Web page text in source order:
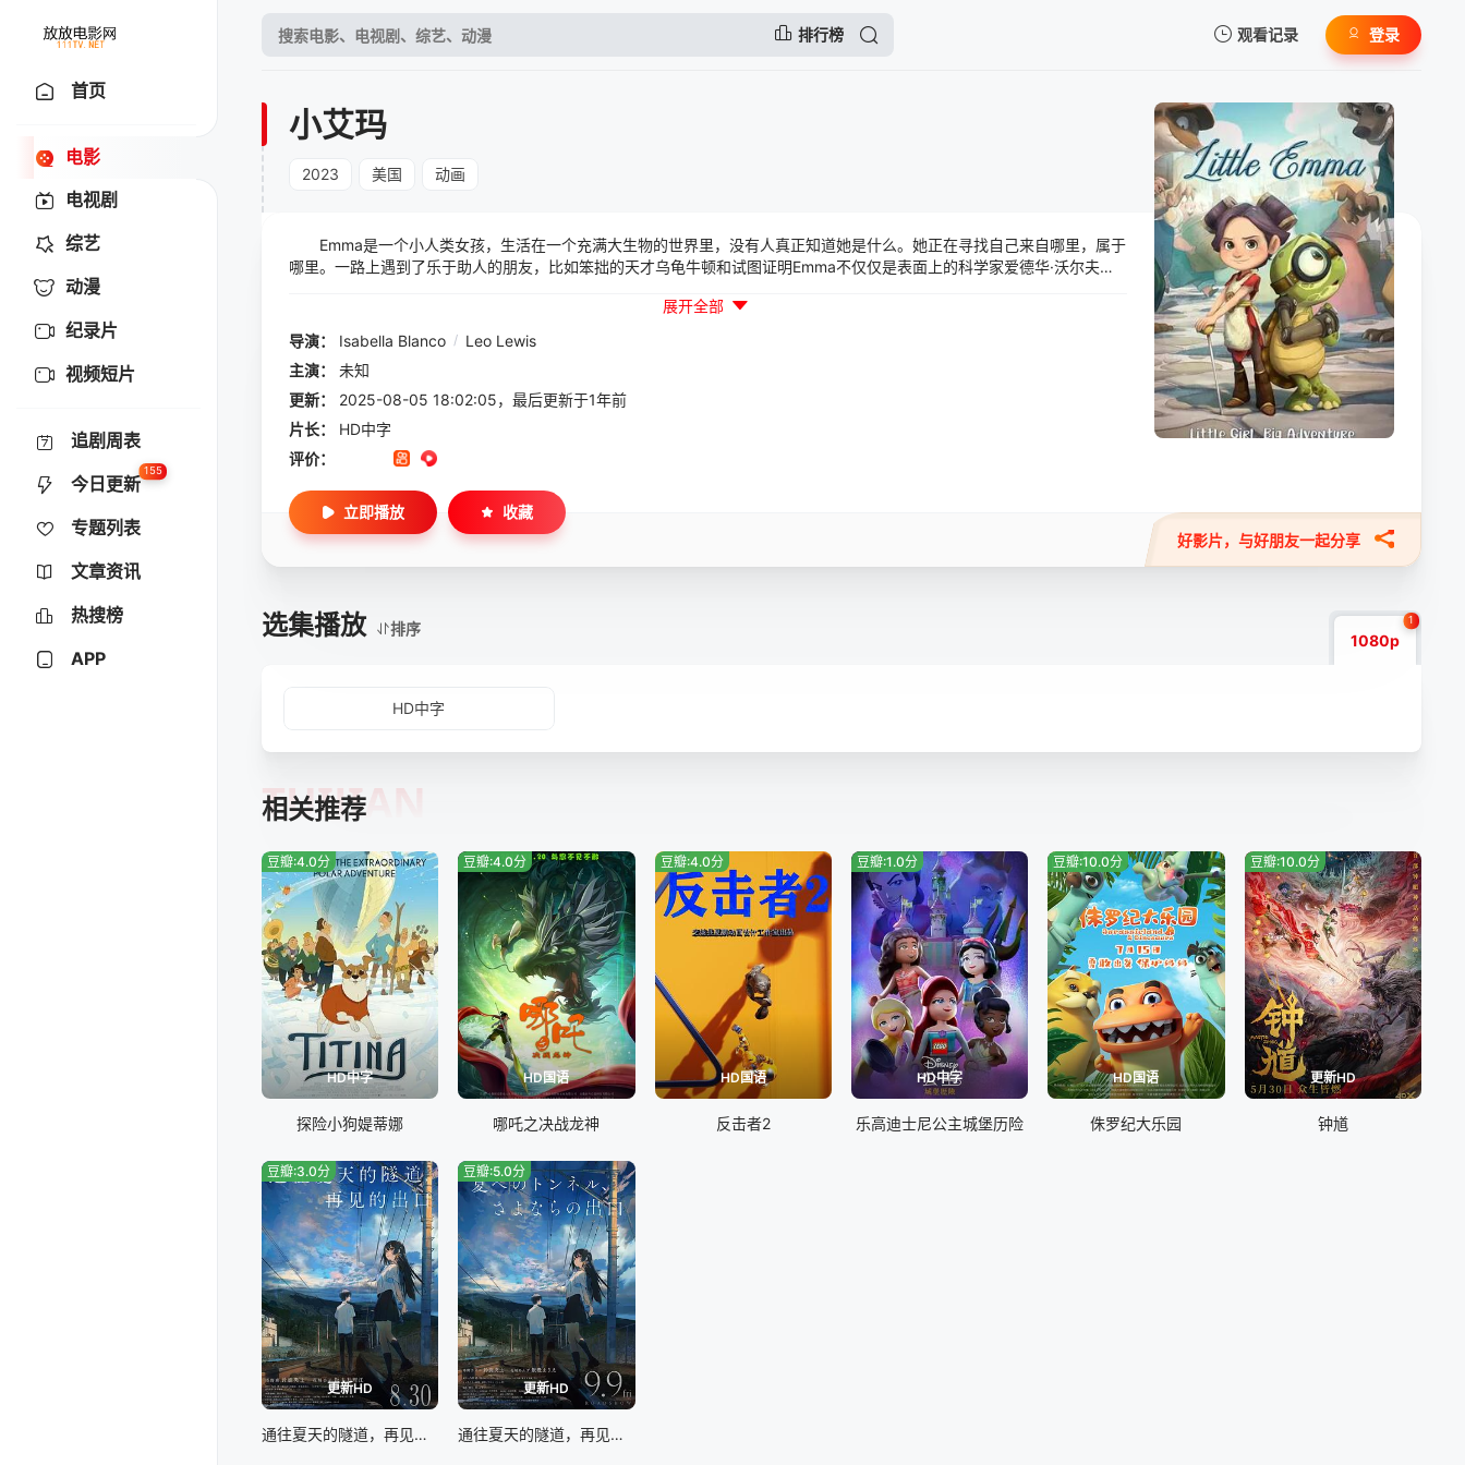
排行榜 观看记录
暂无观看影片的记录
登录
首页
电影
电视剧
综艺
动漫
纪录片
视频短片
追剧周表
今日更新
155
专题列表
文章资讯
热搜榜
APP
小艾玛
2023 美国 动画
Emma是一个小人类女孩，生活在一个充满大生物的世界里，没有人真正知道她是什么。她正在寻找自己来自哪里，属于
哪里。一路上遇到了乐于助人的朋友，比如笨拙的天才乌龟牛顿和试图证明Emma不仅仅是表面上的科学家爱德华·沃尔夫。
展开全部
导演：
Isabella Blanco / Leo Lewis
主演：
未知
更新：
2025-08-05 18:02:05，最后更新于1年前
片长：
HD中字
评价：
好影片，与好朋友一起分享
立即播放 收藏
选集播放 排序
1080p
1
HD中字
相关推荐
TUIJIAN
HD中字
豆瓣:4.0分
探险小狗媞蒂娜
HD国语
豆瓣:4.0分
哪吒之决战龙神
HD国语
豆瓣:4.0分
反击者2
HD中字
豆瓣:1.0分
乐高迪士尼公主城堡历险
HD国语
豆瓣:10.0分
侏罗纪大乐园
更新HD
豆瓣:10.0分
钟馗
更新HD
豆瓣:3.0分
通往夏天的隧道，再见的出口国语
更新HD
豆瓣:5.0分
通往夏天的隧道，再见的出口日语